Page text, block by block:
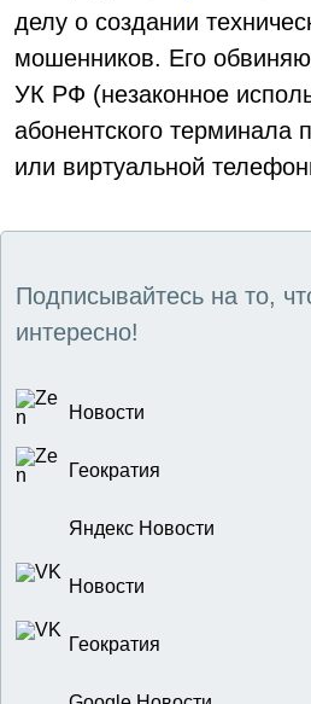
делу о создании
мошенников. Его
УК РФ (незаконное
абонентского терминала
или виртуальной
Подписывайтесь на то,
интересно!
Новости
Геократия
Яндекс Новости
Новости
Геократия